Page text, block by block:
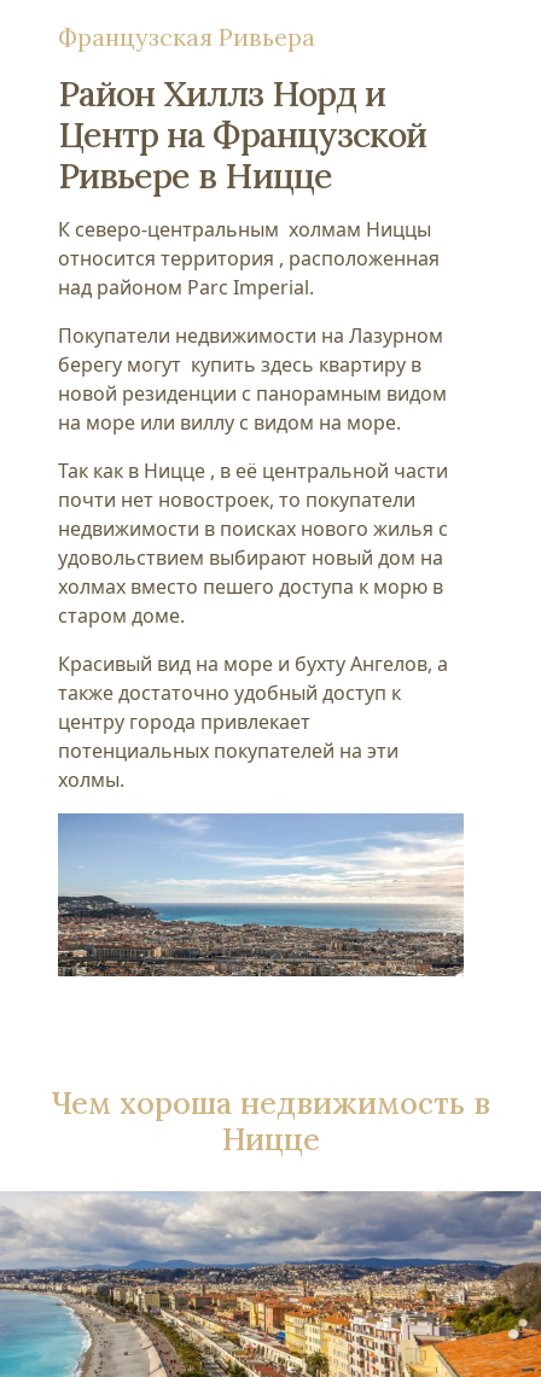
Французская Ривьера
Район Хиллз Норд и
Центр на Французской
Ривьере в Ницце
К северо-центральным холмам Ниццы
относится территория , расположенная
над районом Parc Imperial.
Покупатели недвижимости на Лазурном
берегу могут купить здесь квартиру в
новой резиденции с панорамным видом
на море или виллу с видом на море.
Так как в Ницце , в её центральной части
почти нет новостроек, то покупатели
недвижимости в поисках нового жилья с
удовольствием выбирают новый дом на
холмах вместо пешего доступа к морю в
старом доме.
Красивый вид на море и бухту Ангелов, а
также достаточно удобный доступ к
центру города привлекает
потенциальных покупателей на эти
холмы.
Чем хороша недвижимость в
Ницце